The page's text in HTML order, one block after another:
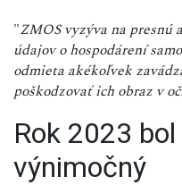
"ZMOS vyzýva na presnú
údajov o hospodárení
odmieta akékoľvek
poškodzovať ich obraz v
Rok 2023
výnimočný